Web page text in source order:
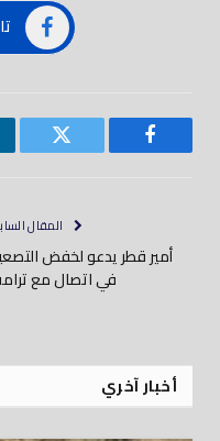
فيسبوك تويتر
المقال
أمير قطر يدعو لخفض
في اتصال مع
أخبار آخري